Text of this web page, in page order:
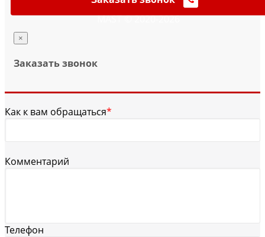
MAST © 2020-2026
×
Заказать звонок
Как к вам обращаться*
Комментарий
Телефон